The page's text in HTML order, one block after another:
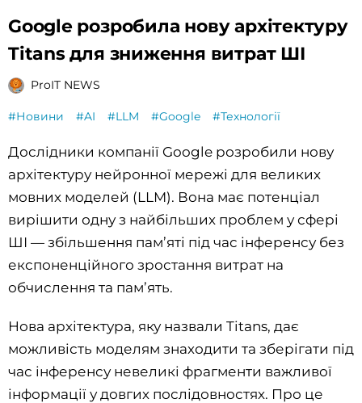
Google розробила нову архітектуру
Titans для зниження витрат ШІ
ProIT NEWS
#Новини #AI #LLM #Google #Технології
Дослідники компанії Google розробили нову
архітектуру нейронної мережі для великих
мовних моделей (LLM). Вона має потенціал
вирішити одну з найбільших проблем у сфері
ШІ — збільшення пам’яті під час інференсу без
експоненційного зростання витрат на
обчислення та пам’ять.
Нова архітектура, яку назвали Titans, дає
можливість моделям знаходити та зберігати під
час інференсу невеликі фрагменти важливої
інформації у довгих послідовностях. Про це